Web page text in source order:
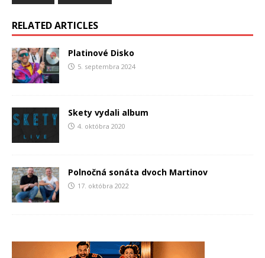
RELATED ARTICLES
Platinové Disko
5. septembra 2024
Skety vydali album
4. októbra 2020
Polnočná sonáta dvoch Martinov
17. októbra 2022